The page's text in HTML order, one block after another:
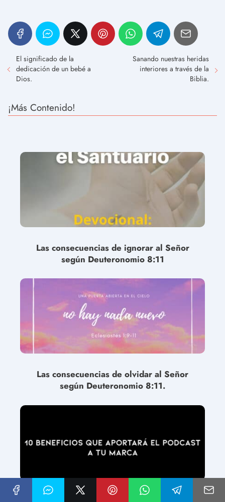
El significado de la
dedicación de un bebé a
Dios.
Sanando nuestras heridas
interiores a través de la
Biblia.
¡Más Contenido!
Las consecuencias de ignorar al Señor
según Deuteronomio 8:11
Las consecuencias de olvidar al Señor
según Deuteronomio 8:11.